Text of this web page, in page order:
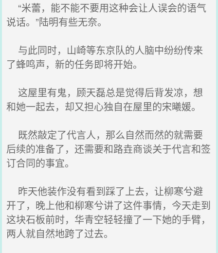
“米蕾，能不能不要用这种会让人误会的语气
说话。”陆明有些无奈。
与此同时，山崎等东京队的人脑中纷纷传来
了蜂鸣声，新的任务即将开始。
这屋里有鬼，顾天磊总是觉得后背发凉，想
和她一起去，却又担心独自在屋里的宋曦媛。
既然敲定了代言人，那么自然而然的就需要
后续的准备了，还需要和路垚商谈关于代言和签
订合同的事宜。
昨天他装作没有看到踩了上去，让柳寒兮避
开了，晚上他和柳寒兮讲了这件事情，今天走到
这块石板前时，华青空轻轻撞了一下她的手臂，
两人就自然地跨了过去。